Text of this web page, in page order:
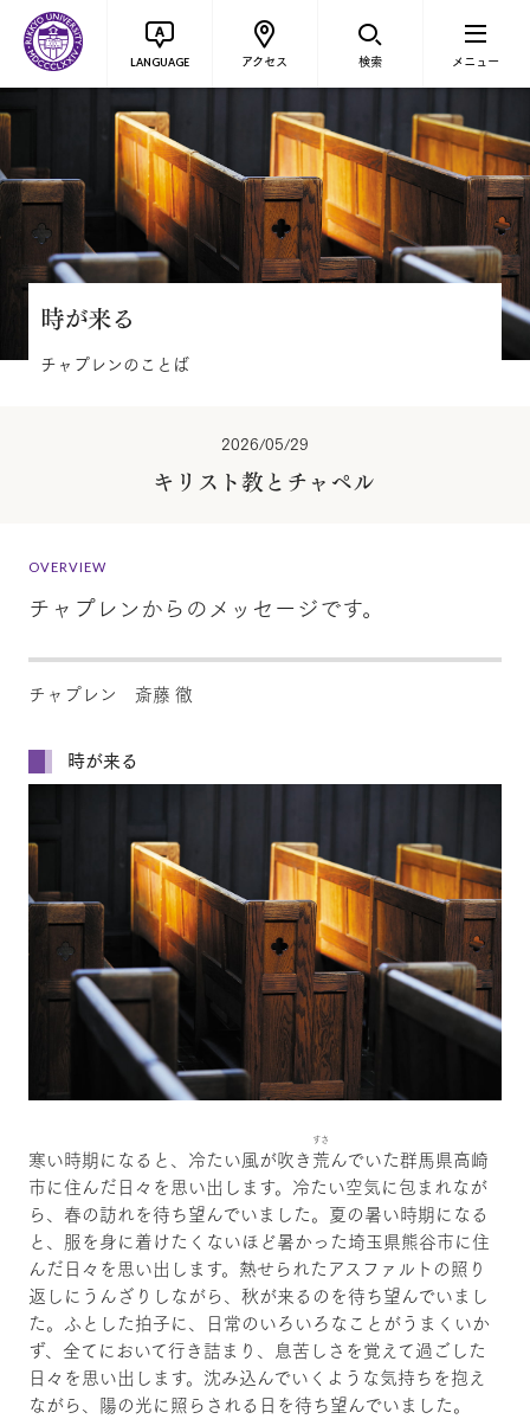
LANGUAGE アクセス 検索 メニュー
時が来る
チャプレンのことば
2026/05/29
キリスト教とチャペル
OVERVIEW
チャプレンからのメッセージです。
チャプレン 斎藤 徹
時が来る
寒い時期になると、冷たい風が吹き荒
すさ
んでいた群馬県高崎
市に住んだ日々を思い出します。冷たい空気に包まれなが
ら、春の訪れを待ち望んでいました。夏の暑い時期になる
と、服を身に着けたくないほど暑かった埼玉県熊谷市に住
んだ日々を思い出します。熱せられたアスファルトの照り
返しにうんざりしながら、秋が来るのを待ち望んでいまし
た。ふとした拍子に、日常のいろいろなことがうまくいか
ず、全てにおいて行き詰まり、息苦しさを覚えて過ごした
日々を思い出します。沈み込んでいくような気持ちを抱え
ながら、陽の光に照らされる日を待ち望んでいました。